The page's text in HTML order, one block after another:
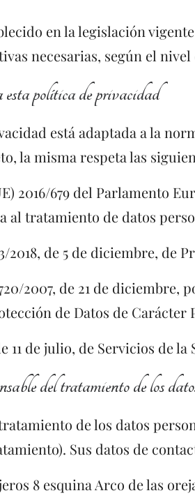
en la legislación
necesarias, según el
política de privacidad
está adaptada a la
la misma respeta las
2016/679 del Parlamento
al tratamiento de datos
2018, de 5 de diciembre, de
2007, de 21 de diciembre,
de Datos de Carácter
11 de julio, de Servicios de
del tratamiento de los
de los datos
Sus datos de
8 esquina Arco de las